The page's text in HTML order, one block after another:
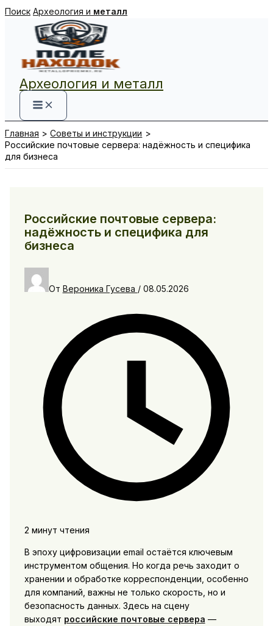
Перейти
содержимому
Поиск Археология и металл
Археология и металл
Главная
Советы и инструкции
Российские почтовые сервера: надёжность и специфика
для бизнеса
Российские почтовые сервера:
надёжность и специфика для
бизнеса
От Вероника Гусева / 08.05.2026
2 минут чтения
В эпоху цифровизации email остаётся ключевым
инструментом общения. Но когда речь заходит о
хранении и обработке корреспонденции, особенно
для компаний, важны не только скорость, но и
безопасность данных. Здесь на сцену
выходят российские почтовые сервера —